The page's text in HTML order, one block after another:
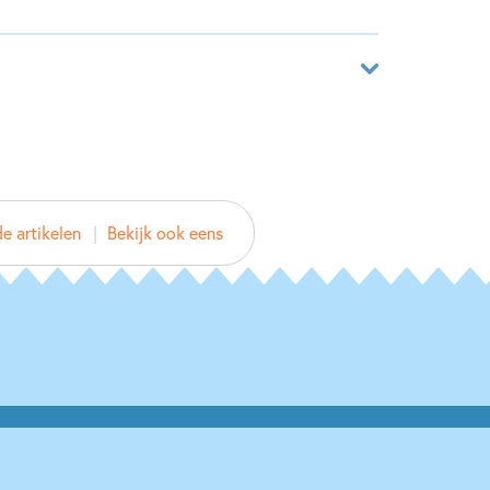
artikelen Bekijk ook eens